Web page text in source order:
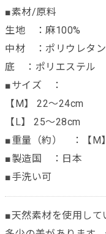
■素材/原料
生地 ：麻100%
中材 ：ポリウレタン
底 ：ポリエステル
■サイズ ：
【M】 22～24cm
【L】 25～28cm
■重量（約） ：【M
■製造国 ：日本
■手洗い可
■天然素材を使用し